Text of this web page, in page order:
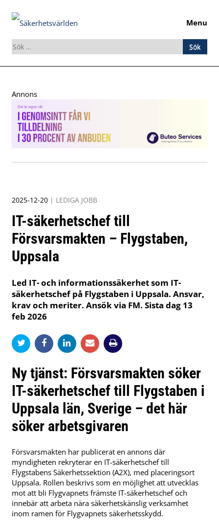
Menu
Sök
efter:
to
content
Annons
2025-12-20 | LEDIGA JOBB
IT-säkerhetschef till
Försvarsmakten – Flygstaben,
Uppsala
Led IT- och informationssäkerhet som IT-
säkerhetschef på Flygstaben i Uppsala. Ansvar,
krav och meriter. Ansök via FM. Sista dag 13
feb 2026
Ny tjänst: Försvarsmakten söker
IT-säkerhetschef till Flygstaben i
Uppsala län, Sverige – det här
söker arbetsgivaren
Försvarsmakten har publicerat en annons där
myndigheten rekryterar en IT-säkerhetschef till
Flygstabens Säkerhetssektion (A2X), med placeringsort
Uppsala. Rollen beskrivs som en möjlighet att utvecklas
mot att bli Flygvapnets främste IT-säkerhetschef och
innebär att arbeta nära säkerhetskänslig verksamhet
inom ramen för Flygvapnets säkerhetsskydd.